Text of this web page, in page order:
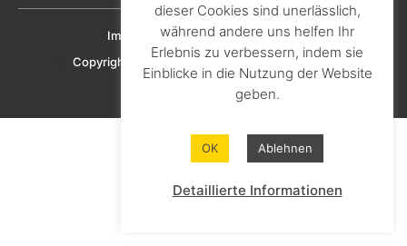
Imprint Privacy policyCookie policy
Copyright © 2023 KNAPHEIDE SOLUTIONS GmbH
dieser Cookies sind unerlässlich,
während andere uns helfen Ihr
Erlebnis zu verbessern, indem sie
Einblicke in die Nutzung der Website
geben.
OK Ablehnen
Detaillierte Informationen